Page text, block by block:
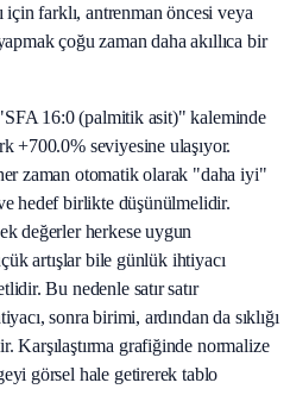
için farklı, antrenman öncesi veya
çoğu zaman daha akıllıca bir
16:0 (palmitik asit)" kaleminde
+700.0% seviyesine ulaşıyor.
zaman otomatik olarak "daha iyi"
hedef birlikte düşünülmelidir.
değerler herkese uygun
artışlar bile günlük ihtiyacı
Bu nedenle satır satır
sonra birimi, ardından da sıklığı
Karşılaştırma grafiğinde normalize
görsel hale getirerek tablo